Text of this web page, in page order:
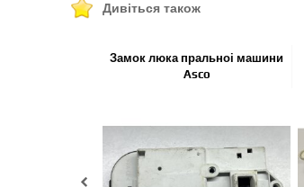
Дивіться також
Замок люка пральноі машини
Asco